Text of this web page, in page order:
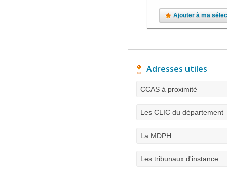
Ajouter à ma
Adresses utiles
CCAS à proximité
Les CLIC du département
La MDPH
Les tribunaux d'instance